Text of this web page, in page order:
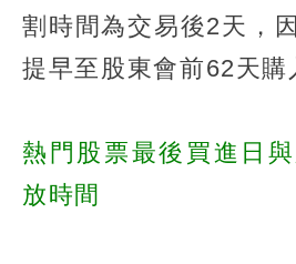
割時間為交易後2天，
提早至股東會前62天購
熱門股票最後買進日
放時間